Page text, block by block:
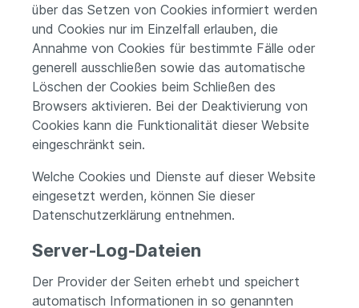
über das Setzen von Cookies informiert werden
und Cookies nur im Einzelfall erlauben, die
Annahme von Cookies für bestimmte Fälle oder
generell ausschließen sowie das automatische
Löschen der Cookies beim Schließen des
Browsers aktivieren. Bei der Deaktivierung von
Cookies kann die Funktionalität dieser Website
eingeschränkt sein.
Welche Cookies und Dienste auf dieser Website
eingesetzt werden, können Sie dieser
Datenschutzerklärung entnehmen.
Server-Log-Dateien
Der Provider der Seiten erhebt und speichert
automatisch Informationen in so genannten